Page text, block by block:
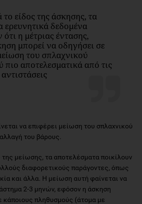
είδος της άσκησης, τα
ερευνητικά δεδομένα
η μέτριας έντασης,
μπορεί να οδηγήσει σε
του σπλαχνικού
πιο αποτελεσματικά από τις
να επιφέρει μείωση του σπλαχνικού
του βάρους.
μείωσης, τα αποτελέσματα ποικίλουν
διαφορετικούς παράγοντες, όπως
και άλλα. Η μείωση αυτή φαίνεται να
2-3 μηνών, εφόσον η άσκηση
κάποιους πληθυσμούς (άτομα με